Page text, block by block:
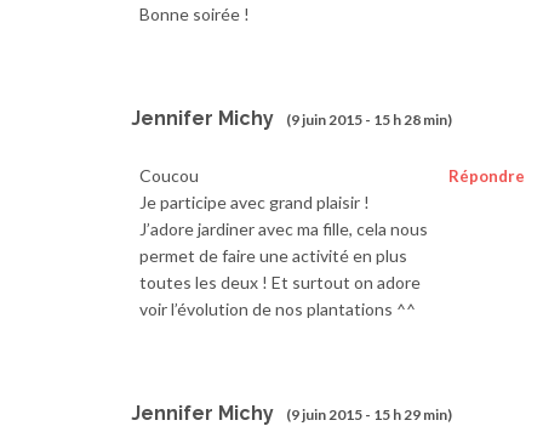
Bonne soirée !
Jennifer Michy (9 juin 2015 - 15 h 28 min)
Répondre
Coucou
Je participe avec grand plaisir !
J’adore jardiner avec ma fille, cela nous
permet de faire une activité en plus
toutes les deux ! Et surtout on adore
voir l’évolution de nos plantations ^^
Jennifer Michy (9 juin 2015 - 15 h 29 min)